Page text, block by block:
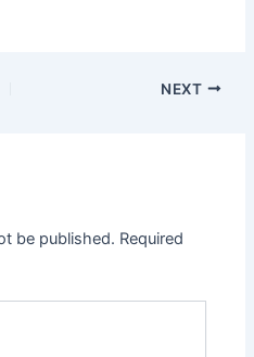
NEXT
be published. Required